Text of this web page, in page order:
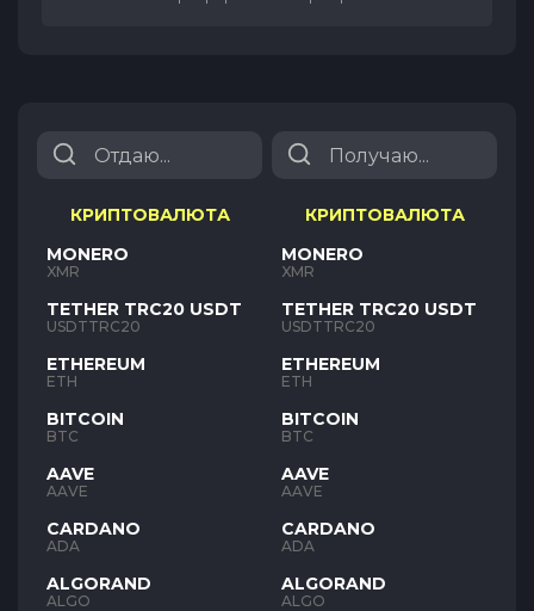
КРИПТОВАЛЮТА
MONERO
XMR
TETHER TRC20 USDT
USDTTRC20
ETHEREUM
ETH
BITCOIN
BTC
AAVE
AAVE
CARDANO
ADA
ALGORAND
ALGO
КРИПТОВАЛЮТА
MONERO
XMR
TETHER TRC20 USDT
USDTTRC20
ETHEREUM
ETH
BITCOIN
BTC
AAVE
AAVE
CARDANO
ADA
ALGORAND
ALGO